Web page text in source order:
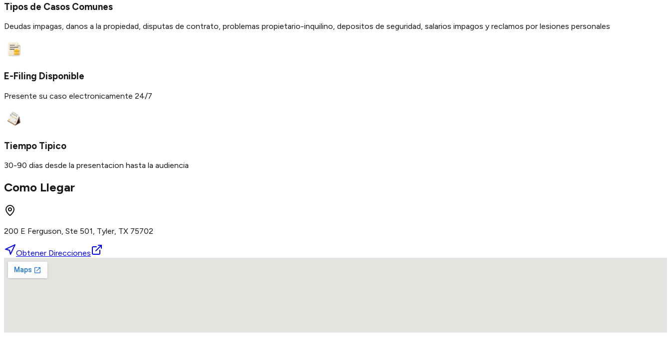
Tipos de Casos Comunes
Deudas impagas, danos a la propiedad, disputas de contrato, problemas propietario-inquilino, depositos de seguridad, salarios impagos y reclamos por lesiones personales
E-Filing Disponible
Presente su caso electronicamente 24/7
Tiempo Tipico
30-90 dias desde la presentacion hasta la audiencia
Como Llegar
200 E Ferguson, Ste 501, Tyler, TX 75702
Obtener Direcciones